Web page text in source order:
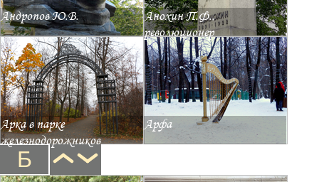
Андропов Ю.В.
Анохин П.Ф.,
революционер
Арка в парке
железнодорожников
Арфа
Б